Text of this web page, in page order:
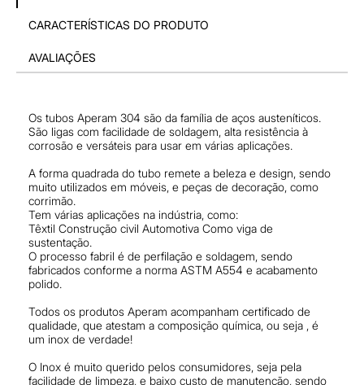
CARACTERÍSTICAS DO PRODUTO
AVALIAÇÕES
Os tubos Aperam 304 são da família de aços austeníticos.
São ligas com facilidade de soldagem, alta resistência à
corrosão e versáteis para usar em várias aplicações.
A forma quadrada do tubo remete a beleza e design, sendo
muito utilizados em móveis, e peças de decoração, como
corrimão.
Tem várias aplicações na indústria, como:
Têxtil Construção civil Automotiva Como viga de
sustentação.
O processo fabril é de perfilação e soldagem, sendo
fabricados conforme a norma ASTM A554 e acabamento
polido.
Todos os produtos Aperam acompanham certificado de
qualidade, que atestam a composição química, ou seja , é
um inox de verdade!
O Inox é muito querido pelos consumidores, seja pela
facilidade de limpeza, e baixo custo de manutenção, sendo